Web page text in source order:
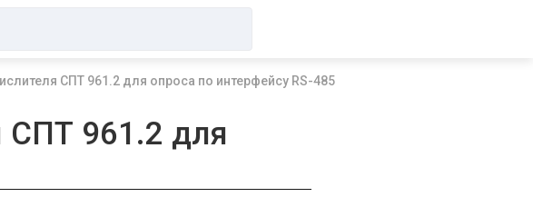
СПТ 961.2 для опроса по интерфейсу RS-485
СПТ 961.2 для